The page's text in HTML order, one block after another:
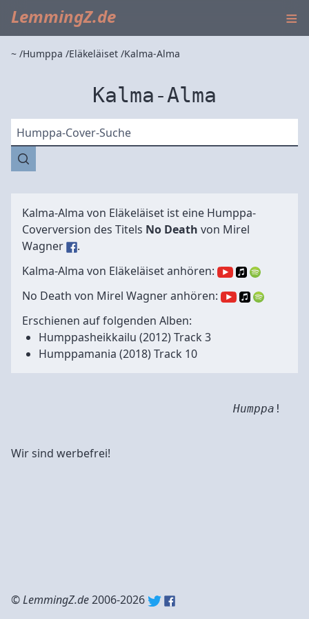
LemmingZ.de ≡
~ Humppa Eläkeläiset Kalma-Alma
Kalma-Alma
Humppa-Cover-Suche
Kalma-Alma von Eläkeläiset ist eine Humppa-
Coverversion des Titels No Death von Mirel
Wagner
.
Kalma-Alma von Eläkeläiset anhören:
No Death von Mirel Wagner anhören:
Erschienen auf folgenden Alben:
Humppasheikkailu (2012) Track 3
Humppamania (2018) Track 10
Humppa !
Wir sind werbefrei!
©LemmingZ.de2006-2026